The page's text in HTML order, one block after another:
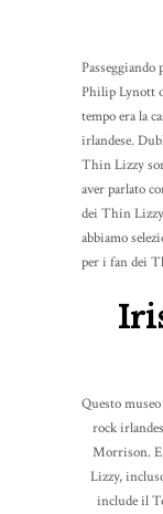
Philip Lynott
tempo era la
irlandese.
Thin Lizzy
aver parlato
dei Thin
abbiamo
per i fan dei
Questo
rock
Morrison.
Lizzy,
include il